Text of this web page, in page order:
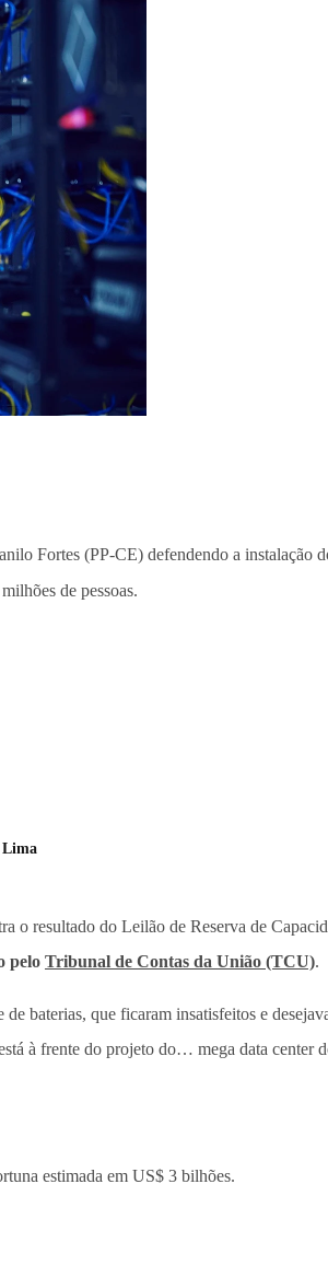
Fortes (PP-CE) defendendo a
de pessoas.
Lima
o resultado do Leilão de Reserva de
pelo Tribunal de Contas da União (TCU).
baterias, que ficaram insatisfeitos e
à frente do projeto do… mega data center
estimada em US$ 3 bilhões.